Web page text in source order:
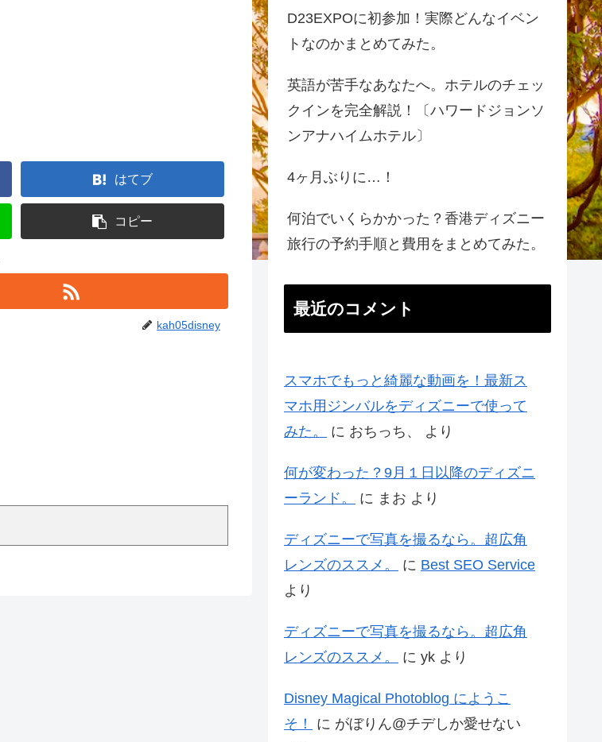
はてブ
コピー
kah05disney
D23EXPOに初参加！実際どんなイベン
トなのかまとめてみた。
英語が苦手なあなたへ。ホテルのチェッ
クインを完全解説！〔ハワードジョンソ
ンアナハイムホテル〕
4ヶ月ぶりに…！
何泊でいくらかかった？香港ディズニー
旅行の予約手順と費用をまとめてみた。
最近のコメント
スマホでもっと綺麗な動画を！最新ス
マホ用ジンバルをディズニーで使って
みた。
に おちっち、 より
何が変わった？9月１日以降のディズニ
ーランド。
に まお より
ディズニーで写真を撮るなら。超広角
レンズのススメ。
に Best SEO Service
より
ディズニーで写真を撮るなら。超広角
レンズのススメ。
に yk より
Disney Magical Photoblog にようこ
そ！
に がぼりん@チデしか愛せない